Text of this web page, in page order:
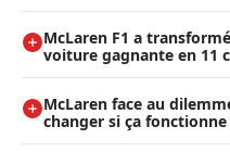
McLaren F1 a
voiture gagnante en 11
McLaren face au
changer si ça fonctionne